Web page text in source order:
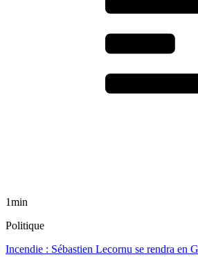
1min
Politique
Incendie : Sébastien Lecornu se rendra en